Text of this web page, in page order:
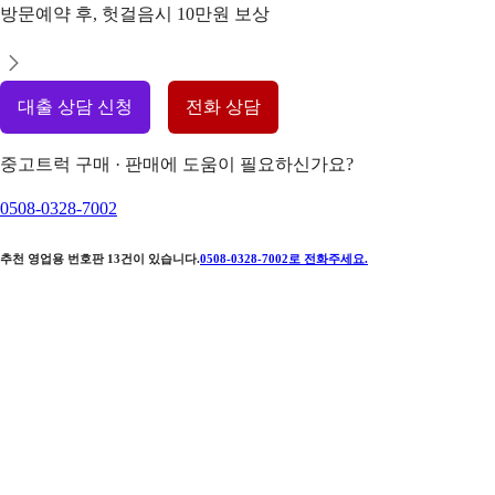
방문예약 후, 헛걸음시 10만원 보상
대출 상담 신청 전화 상담
중고트럭 구매 · 판매에 도움이 필요하신가요?
0508-0328-7002
추천 영업용 번호판 13건이 있습니다.0508-0328-7002 로 전화주세요.